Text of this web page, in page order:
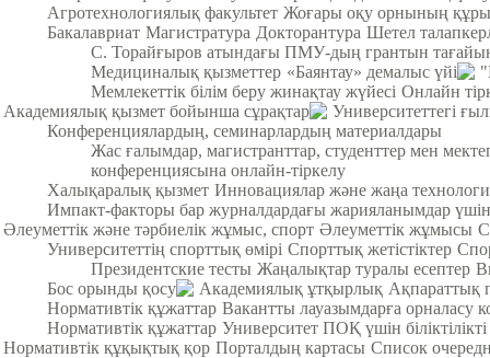
Агротехнологиялық факультет Жоғары оқу орнының
Бакалавриат Магистратура Докторантура Шетел
С. Торайғыров атындағы ПМУ-дың грантын
Медициналық қызметтер «Баянтау» демалыс үйі
Мемлекеттік білім беру жинақтау жүйесі Онлайн
Академиялық қызмет бойынша сұрақтар
Университеттегі
Конференциялардың, семинарлардың материалдары
Жас ғалымдар, магистранттар, студенттер мен
конференциясына онлайн-тіркелу
Халықаралық қызмет Инновациялар және жаңа
Импакт-факторы бар журналдардағы жарияланымдар үшін
Әлеуметтік және тәрбиелік жұмыс, спорт Әлеуметтік жұмысы
Университеттің спорттық өмірі Спорттық жетістіктер
Президентские тесты Жаңалықтар туралы есептер
Бос орынды қосу
Академиялық ұтқырлық Ақпараттық
Нормативтік құжаттар Вакантты лауазымдарға орналасу
Нормативтік құжаттар Университет ПОҚ үшін
Нормативтік құқықтық қор Порталдың картасы Список